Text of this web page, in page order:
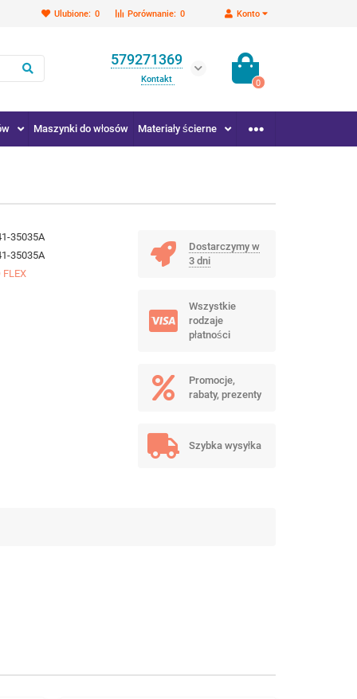
Konto
Porównanie: 0
Ulubione: 0
579271369
Kontakt 0
Maszynki do włosów Materiały ścierne
35035A
35035A
FLEX
Dostarczymy w
3 dni
Wszystkie
rodzaje
płatności
Promocje,
rabaty, prezenty
Szybka wysyłka